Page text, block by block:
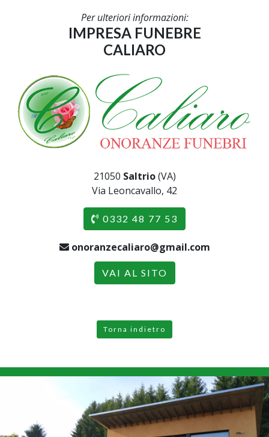
Per ulteriori informazioni:
IMPRESA FUNEBRE
CALIARO
21050 Saltrio(VA)
Via Leoncavallo, 42
0332 48 77 53
onoranzecaliaro@gmail.com
VAI AL SITO
Torna indietro